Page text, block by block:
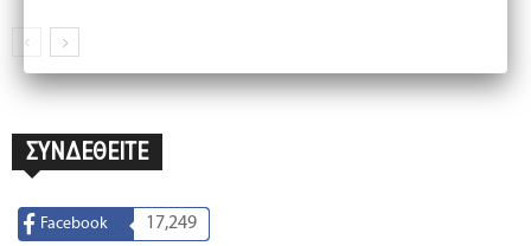
ΣΥΝΔΕΘΕΙΤΕ
Facebook 17,249